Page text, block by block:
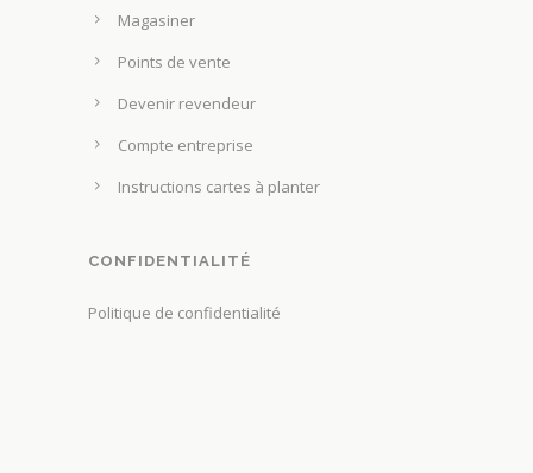
Magasiner
Points de vente
Devenir revendeur
Compte entreprise
Instructions cartes à planter
CONFIDENTIALITÉ
Politique de confidentialité